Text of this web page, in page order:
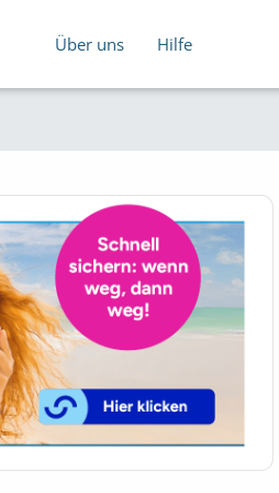
Über uns Hilfe